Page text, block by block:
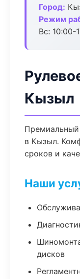
Город:
Режим
Вс: 10:00-
Кызыл
Премиальный
в Кызыл.
сроков и
Наши
дисков